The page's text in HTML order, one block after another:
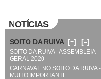
NOTÍCIAS
SOITO DA RUIVA [+] [–]
SOITO DA RUIVA - ASSEMBLEIA
GERAL 2020
CARNAVAL NO SOITO DA RUIVA -
MUITO IMPORTANTE